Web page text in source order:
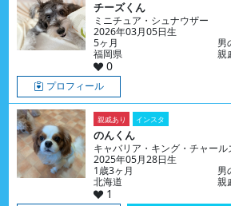
チーズくん
ミニチュア・シュナウザー
2026年03月05日生
5ヶ月
男
福岡県
親
0
プロフィール
親戚あり インスタ
のんくん
キャバリア・キング・チャー
2025年05月28日生
1歳3ヶ月
男
北海道
親
1